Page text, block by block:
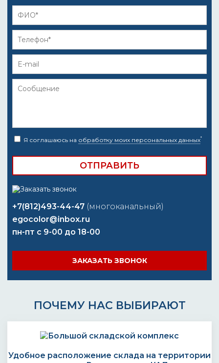
Я соглашаюсь на обработку моих персональных данных*
+7(812)493-44-47 (многоканальный)
egocolor@inbox.ru
пн-пт с 9-00 до 18-00
ЗАКАЗАТЬ ЗВОНОК
ПОЧЕМУ НАС ВЫБИРАЮТ
Удобное расположение склада на территории